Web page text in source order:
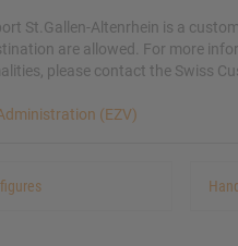
St.Gallen-Altenrhein is a
are allowed. For more
please contact the Swiss
(EZV)